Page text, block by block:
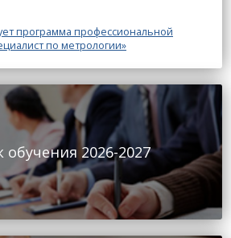
программа профессиональной
по метрологии»
обучения 2026-2027